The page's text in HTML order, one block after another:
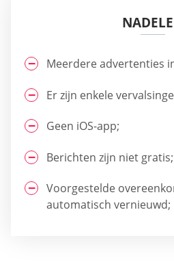
Meerdere advertenties
Er zijn enkele
Geen iOS-app;
Berichten zijn niet gratis;
Voorgestelde
automatisch vernieuwd;